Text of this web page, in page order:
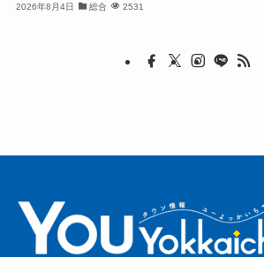
2026年8月4日 総合 2531